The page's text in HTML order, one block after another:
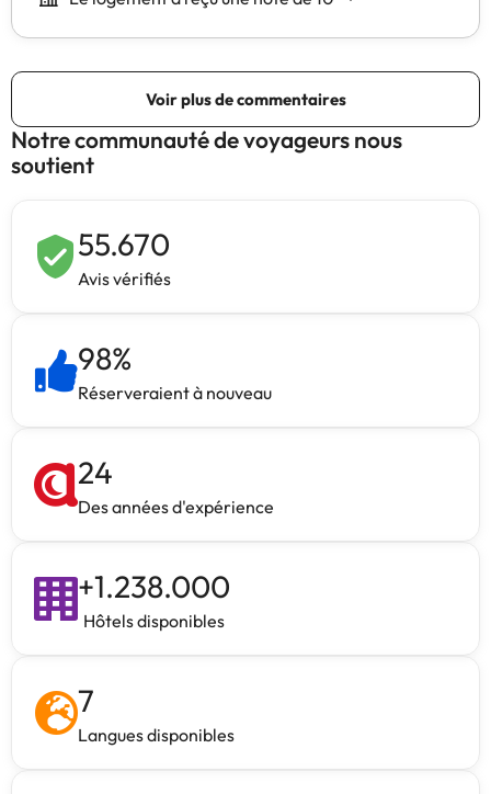
Notre communauté de voyageurs nous
soutient
55.670
Avis vérifiés
98%
Réserveraient à nouveau
24
Des années d'expérience
+1.238.000
Hôtels disponibles
7
Langues disponibles